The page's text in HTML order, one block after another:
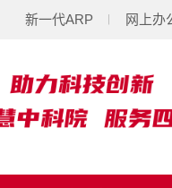
新一代ARP 网上办